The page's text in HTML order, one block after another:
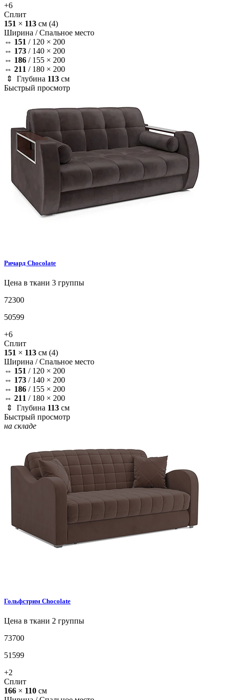
+6
Сплит
151 × 113 см (4)
Ширина /Спальное место
⇔ 151 / 120 × 200
⇔ 173 / 140 × 200
⇔ 186 / 155 × 200
⇔ 211 / 180 × 200
⇕ Глубина 113 см
Быстрый просмотр
Ричард Chocolate
Цена в ткани 3 группы
72300
50599
+6
Сплит
151 × 113 см (4)
Ширина /Спальное место
⇔ 151 / 120 × 200
⇔ 173 / 140 × 200
⇔ 186 / 155 × 200
⇔ 211 / 180 × 200
⇕ Глубина 113 см
Быстрый просмотр
на складе
Гольфстрим Chocolate
Цена в ткани 2 группы
73700
51599
+2
Сплит
166 × 110 см